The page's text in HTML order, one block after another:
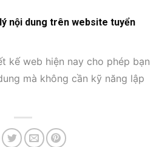
nội dung trên website tuyển
kế web hiện nay cho phép bạn
mà không cần kỹ năng lập